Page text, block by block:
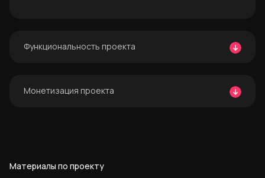
Функциональность проекта
направлений, стран, работы, авторов (физических
через удобную панель администратора.
Монетизация проекта
Google.
Материалы по проекту